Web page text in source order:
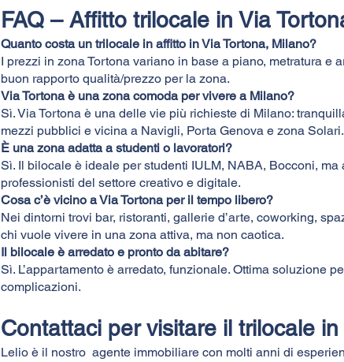
FAQ – Affitto trilocale in Via
Quanto costa un trilocale in affitto in Via Tortona, Milano?
I prezzi in zona Tortona variano in base a piano, metratura e
buon rapporto qualità/prezzo per la zona.
Via Tortona è una zona comoda per vivere a Milano?
Sì. Via Tortona è una delle vie più richieste di Milano:
mezzi pubblici e vicina a Navigli, Porta Genova e zona Solari.
È una zona adatta a studenti o lavoratori?
Sì. Il bilocale è ideale per studenti IULM, NABA, Bocconi,
professionisti del settore creativo e digitale.
Cosa c’è vicino a Via Tortona per il tempo libero?
Nei dintorni trovi bar, ristoranti, gallerie d’arte, coworking,
chi vuole vivere in una zona attiva, ma non caotica.
Il bilocale è arredato e pronto da abitare?
Sì. L’appartamento è arredato, funzionale. Ottima soluzione
complicazioni.
Contattaci per visitare il trilocale
Lelio è il nostro agente immobiliare con molti anni di